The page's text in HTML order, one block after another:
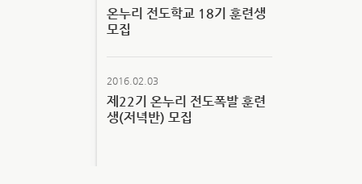
온누리 전도학교 18기 훈련생
모집
2016.02.03
제22기 온누리 전도폭발 훈련
생(저녁반) 모집